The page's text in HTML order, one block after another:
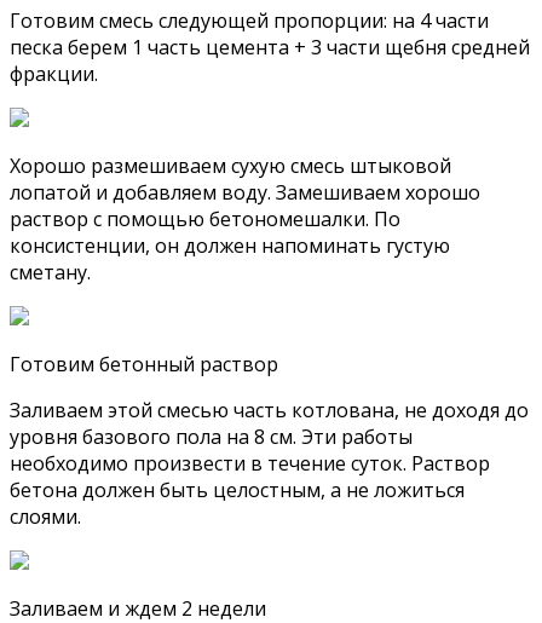
Готовим смесь следующей пропорции: на 4 части
песка берем 1 часть цемента + 3 части щебня средней
фракции.
Хорошо размешиваем сухую смесь штыковой
лопатой и добавляем воду. Замешиваем хорошо
раствор с помощью бетономешалки. По
консистенции, он должен напоминать густую
сметану.
Готовим бетонный раствор
Заливаем этой смесью часть котлована, не доходя до
уровня базового пола на 8 см. Эти работы
необходимо произвести в течение суток. Раствор
бетона должен быть целостным, а не ложиться
слоями.
Заливаем и ждем 2 недели